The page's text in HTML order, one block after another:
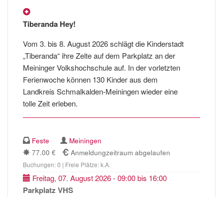
Tiberanda Hey!
Vom 3. bis 8. August 2026 schlägt die Kinderstadt
„Tiberanda“ ihre Zelte auf dem Parkplatz an der
Meininger Volkshochschule auf. In der vorletzten
Ferienwoche können 130 Kinder aus dem
Landkreis Schmalkalden-Meiningen wieder eine
tolle Zeit erleben.
Feste
Meiningen
77.00 €
Anmeldungzeitraum abgelaufen
Buchungen: 0 | Freie Plätze: k.A.
Freitag, 07. August 2026 - 09:00 bis 16:00
Parkplatz VHS